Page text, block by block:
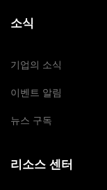
소식
기업의 소식
이벤트 알림
뉴스 구독
리소스 센터